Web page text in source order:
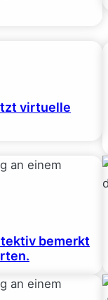
virtuelle
bemerkt